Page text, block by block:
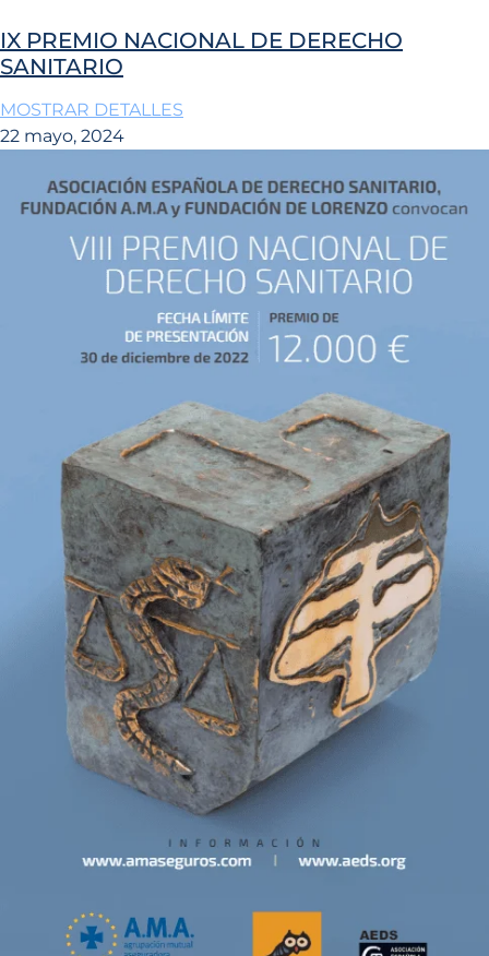
IX PREMIO NACIONAL DE DERECHO
SANITARIO
MOSTRAR DETALLES
22 mayo, 2024